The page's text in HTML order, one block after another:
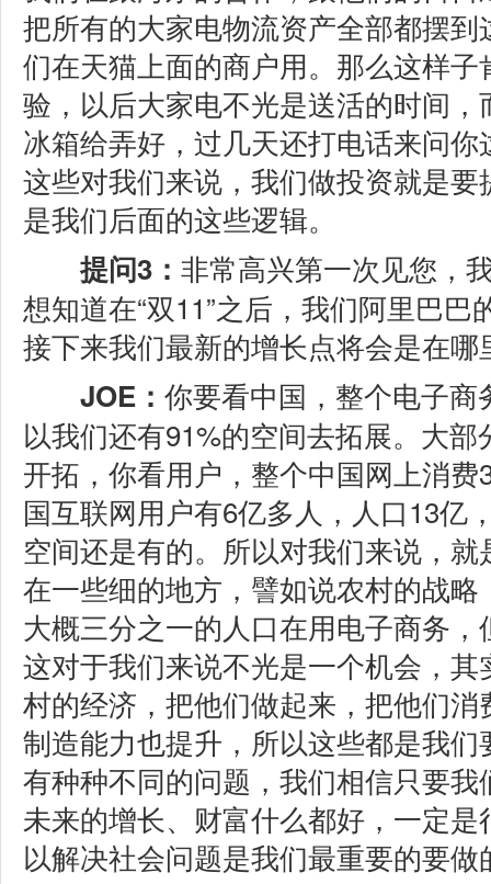
把所有的大家电物流资产全部都摆
们在天猫上面的商户用。那么这样
验，以后大家电不光是送活的时间
冰箱给弄好，过几天还打电话来问
这些对我们来说，我们做投资就是
是我们后面的这些逻辑。
提问3： 非常高兴第一次见您，
想知道在“双11”之后，我们阿里巴
接下来我们最新的增长点将会是在哪
JOE： 你要看中国，整个电子
以我们还有91%的空间去拓展。大
开拓，你看用户，整个中国网上消
国互联网用户有6亿多人，人口13亿
空间还是有的。所以对我们来说，
在一些细的地方，譬如说农村的战
大概三分之一的人口在用电子商务
这对于我们来说不光是一个机会，
村的经济，把他们做起来，把他们
制造能力也提升，所以这些都是我
有种种不同的问题，我们相信只要
未来的增长、财富什么都好，一定
以解决社会问题是我们最重要的要做